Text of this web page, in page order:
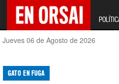
Jueves 06 de Agosto de 2026
GATO EN FUGA